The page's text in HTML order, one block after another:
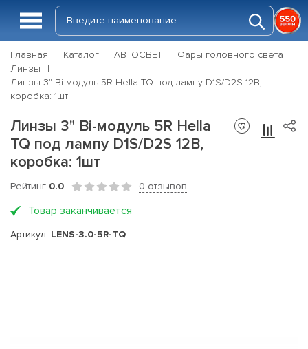
Главная Каталог АВТОСВЕТ
Фары головного света
Линзы
Линзы 3" Bi-модуль 5R Hella TQ под лампу D1S/D2S 12В,
коробка: 1шт
Линзы 3" Bi-модуль 5R Hella
TQ под лампу D1S/D2S 12В,
коробка: 1шт
Рейтинг 0.0 0 отзывов
Товар заканчивается
Артикул: LENS-3.0-5R-TQ